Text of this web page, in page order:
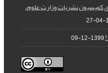
کمیسیون نشریات وزارت علوم،
1399-12-09